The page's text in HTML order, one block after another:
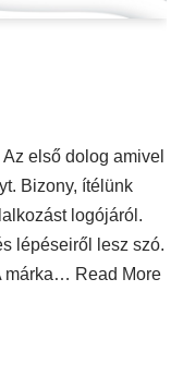
első dolog amivel
Bizony, ítélünk
logójáról.
lépéseiről lesz szó.
márka… Read More